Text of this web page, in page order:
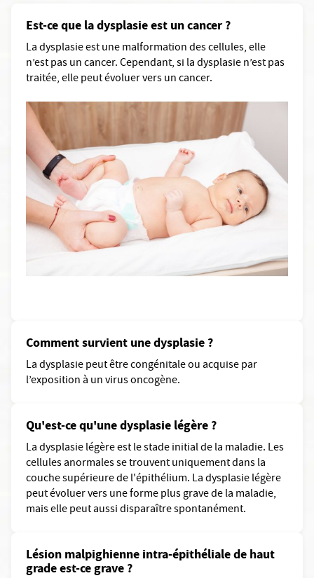
Est-ce que la dysplasie est un cancer ?
La dysplasie est une malformation des cellules, elle
n’est pas un cancer. Cependant, si la dysplasie n’est pas
traitée, elle peut évoluer vers un cancer.
Comment survient une dysplasie ?
La dysplasie peut être congénitale ou acquise par
l’exposition à un virus oncogène.
Qu'est-ce qu'une dysplasie légère ?
La dysplasie légère est le stade initial de la maladie. Les
cellules anormales se trouvent uniquement dans la
couche supérieure de l'épithélium. La dysplasie légère
peut évoluer vers une forme plus grave de la maladie,
mais elle peut aussi disparaître spontanément.
Lésion malpighienne intra-épithéliale de haut
grade est-ce grave ?